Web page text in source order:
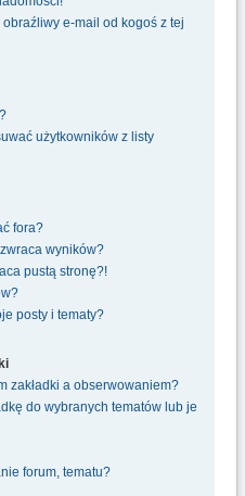
obraźliwy e-mail od kogoś z tej
użytkowników z listy
fora?
wyników?
pustą stronę?!
posty i tematy?
zakładki a obserwowaniem?
do wybranych tematów lub je
forum, tematu?